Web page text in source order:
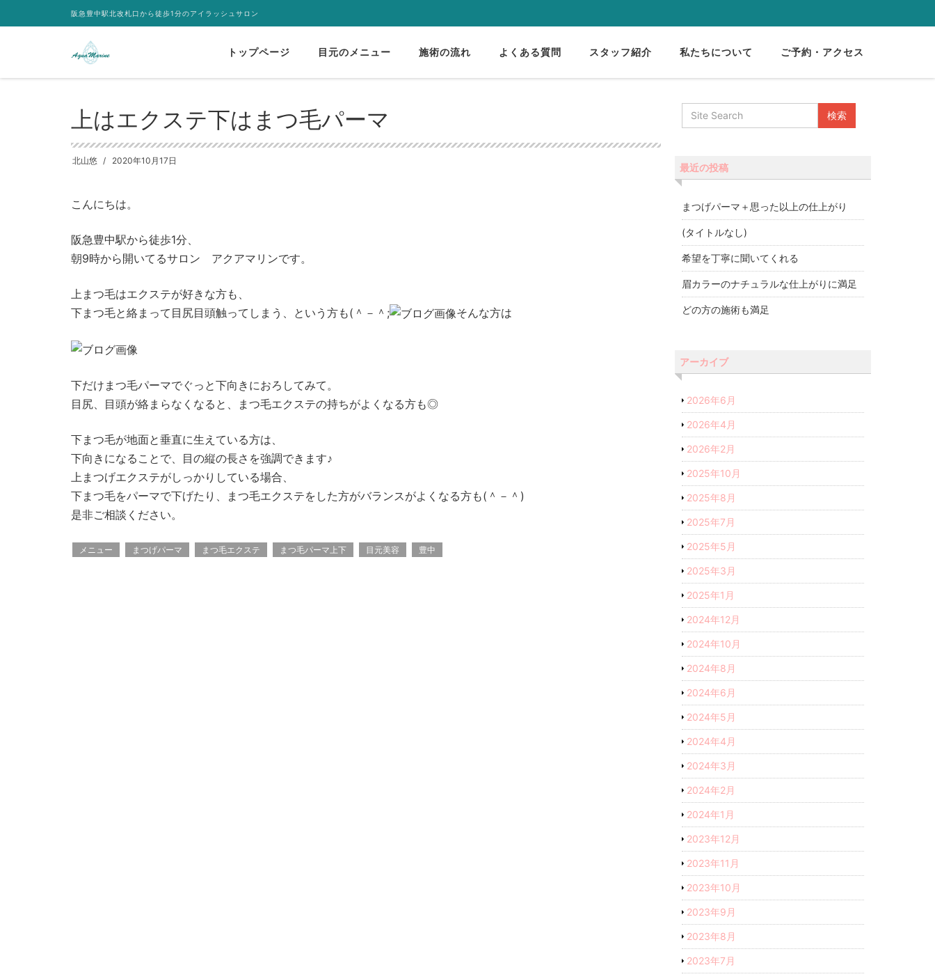
阪急豊中駅北改札口から徒歩1分のアイラッシュサロン
トップページ 目元のメニュー 施術の流れ よくある質問 スタッフ紹介 私たちについて ご予約・アクセス
HOME
上はエクステ下はまつ毛パーマ
北山悠 2020年10月17日
こんにちは。
阪急豊中駅から徒歩1分、
朝9時から開いてるサロン アクアマリンです。
上まつ毛はエクステが好きな方も、
下まつ毛と絡まって目尻目頭触ってしまう、という方も(＾－＾;
そんな方は
下だけまつ毛パーマでぐっと下向きにおろしてみて。
目尻、目頭が絡まらなくなると、まつ毛エクステの持ちがよくなる方も◎
下まつ毛が地面と垂直に生えている方は、
下向きになることで、目の縦の長さを強調できます♪
上まつげエクステがしっかりしている場合、
下まつ毛をパーマで下げたり、まつ毛エクステをした方がバランスがよくなる方も(＾－＾)
是非ご相談ください。
メニュー まつげパーマ まつ毛エクステ まつ毛パーマ上下 目元美容 豊中
最近の投稿
まつげパーマ＋思った以上の仕上がり
(タイトルなし)
希望を丁寧に聞いてくれる
眉カラーのナチュラルな仕上がりに満足
どの方の施術も満足
アーカイブ
2026年6月
2026年4月
2026年2月
2025年10月
2025年8月
2025年7月
2025年5月
2025年3月
2025年1月
2024年12月
2024年10月
2024年8月
2024年6月
2024年5月
2024年4月
2024年3月
2024年2月
2024年1月
2023年12月
2023年11月
2023年10月
2023年9月
2023年8月
2023年7月